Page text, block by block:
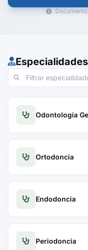
Documento
Odontología
Ortodoncia
Endodoncia
Periodoncia